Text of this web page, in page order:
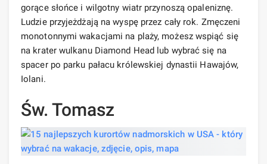
gorące słońce i wilgotny wiatr przynoszą opaleniznę.
Ludzie przyjeżdżają na wyspę przez cały rok. Zmęczeni
monotonnymi wakacjami na plaży, możesz wspiąć się
na krater wulkanu Diamond Head lub wybrać się na
spacer po parku pałacu królewskiej dynastii Hawajów,
Iolani.
Św. Tomasz